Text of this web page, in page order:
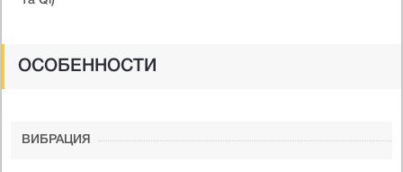
ОСОБЕННОСТИ
ВИБРАЦИЯ